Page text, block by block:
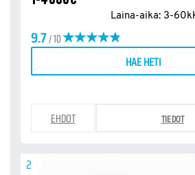
Laina-aika: 3-
9.7/ 10
EHDOT TIEDOT
HAE HETI
2